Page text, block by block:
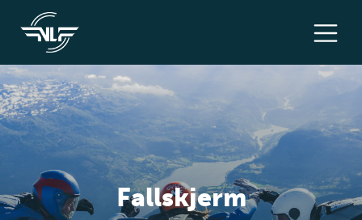
Fallskjerm